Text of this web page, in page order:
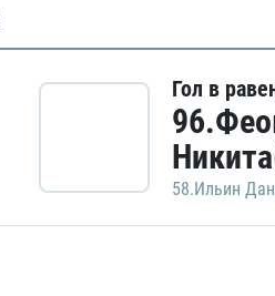
Гол в
58.Ильин